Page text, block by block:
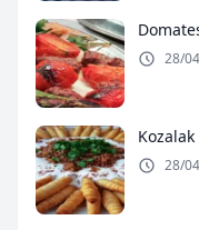
28/
Kozalak
28/